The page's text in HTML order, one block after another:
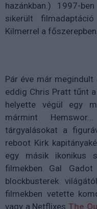
hazánkban.) 1997-
sikerült
Kilmerrel a
Pár éve már
eddig Chris Pratt tűnt
helyette végül egy
mármint
tárgyalásokat a
reboot Kirk
egy másik ikonikus
filmekben Gal
blockbusterek
filmekben vetette
vagy a Netflixes The